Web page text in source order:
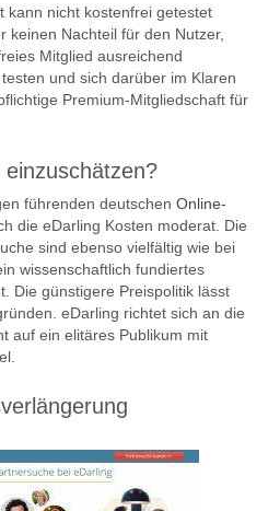
kann nicht kostenfrei getestet
keinen Nachteil für den Nutzer,
Mitglied ausreichend
und sich darüber im Klaren
Premium-Mitgliedschaft für
führenden deutschenOnline-
die eDarling Kosten moderat. Die
sind ebenso vielfältig wie bei
wissenschaftlich fundiertes
Die günstigere Preispolitik lässt
eDarling richtet sich an die
auf ein elitäres Publikum mit